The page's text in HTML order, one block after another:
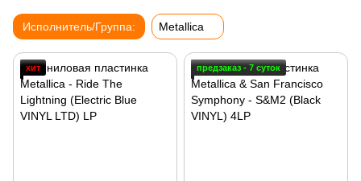
Исполнитель/Группа: Metallica
хит предзаказ - 7 суток